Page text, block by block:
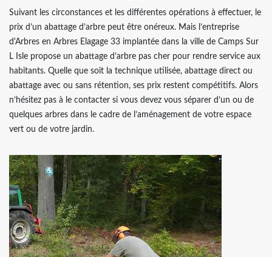
Suivant les circonstances et les différentes opérations à effectuer, le
prix d’un abattage d’arbre peut être onéreux. Mais l’entreprise
d'Arbres en Arbres Elagage 33 implantée dans la ville de Camps Sur
L Isle propose un abattage d’arbre pas cher pour rendre service aux
habitants. Quelle que soit la technique utilisée, abattage direct ou
abattage avec ou sans rétention, ses prix restent compétitifs. Alors
n’hésitez pas à le contacter si vous devez vous séparer d’un ou de
quelques arbres dans le cadre de l’aménagement de votre espace
vert ou de votre jardin.